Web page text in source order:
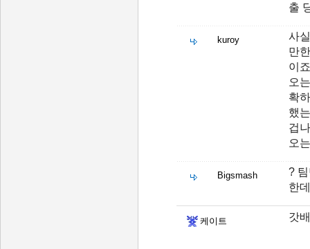
출
kuroy
사
만
이
오
확
했
겁
오
Bigsmash
?
한데
케이트 갓